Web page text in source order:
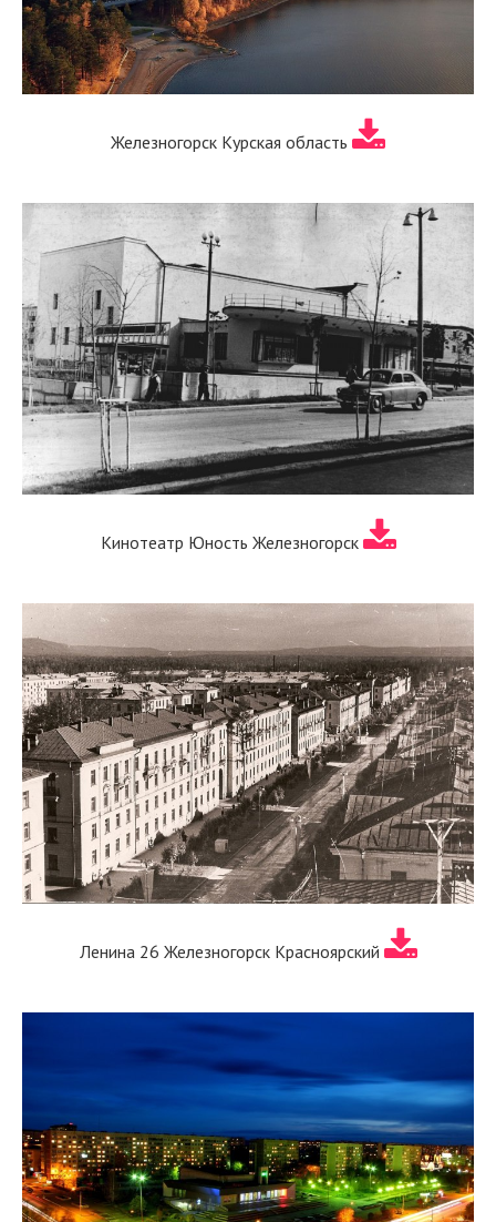
Железногорск Курская область
Кинотеатр Юность Железногорск
Ленина 26 Железногорск Красноярский